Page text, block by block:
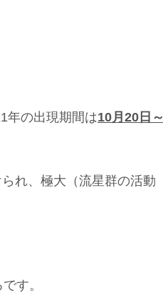
年の出現期間は10月20日～
れ、極大（流星群の活動
す。